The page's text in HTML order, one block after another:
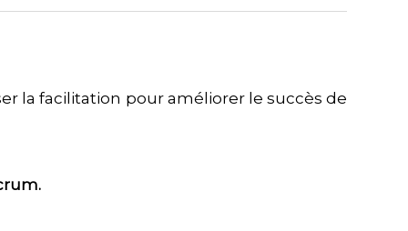
la facilitation pour améliorer le succès de